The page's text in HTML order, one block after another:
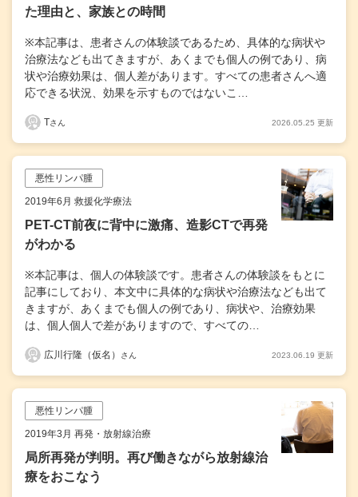
た理由と、家族との時間
※本記事は、患者さんの体験談であるため、具体的な病状や
治療法なども出てきますが、あくまでも個人の例であり、病
状や治療効果は、個人差があります。すべての患者さんへ適
応できる状況、効果を示すものではないこ…
Tさん 2026.05.25 更新
悪性リンパ腫
2019年6月 救援化学療法
PET-CT前夜に背中に激痛、造影CTで再発
がわかる
※本記事は、個人の体験談です。患者さんの体験談をもとに
記事にしており、本文中に具体的な病状や治療法なども出て
きますが、あくまでも個人の例であり、病状や、治療効果
は、個人個人で差がありますので、すべての…
広川行隆（仮名） さん 2023.06.19 更新
悪性リンパ腫
2019年3月 再発・放射線治療
局所再発が判明。再び働きながら放射線治
療をおこなう